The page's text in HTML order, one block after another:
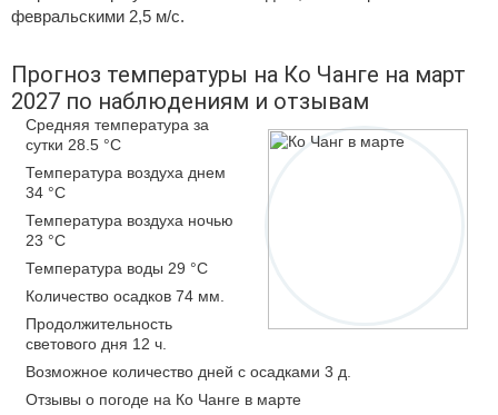
февральскими 2,5 м/с.
Прогноз температуры на Ко Чанге на март
2027 по наблюдениям и отзывам
Средняя температура за
сутки 28.5 °C
Температура воздуха днем
34 °C
Температура воздуха ночью
23 °C
Температура воды 29 °C
Количество осадков 74 мм.
Продолжительность
светового дня 12 ч.
Возможное количество дней с осадками 3 д.
Отзывы о погоде на Ко Чанге в марте